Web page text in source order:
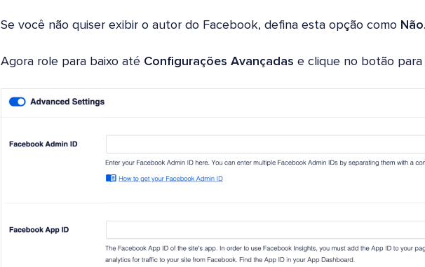
Se você não quiser exibir o autor do Facebook, defina esta opção como Não.
Agora role para baixo até Configurações Avançadas e clique no botão para